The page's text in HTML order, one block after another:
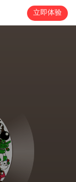
立即体验